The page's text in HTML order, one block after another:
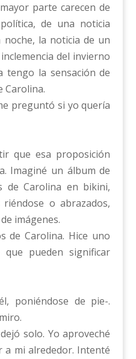
parte carecen de
de una noticia
la noticia de un
del invierno
tengo la sensación de
Carolina.
preguntó si yo quería
que esa proposición
Imaginé un álbum de
de Carolina en bikini,
o abrazados,
imágenes.
de Carolina. Hice uno
pueden significar
poniéndose de pie-.
solo. Yo aproveché
mi alrededor. Intenté